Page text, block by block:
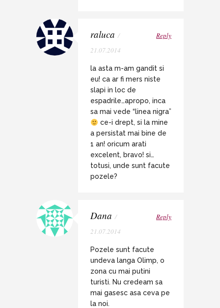
raluca /
21.07.2014
Reply
la asta m-am gandit si
eu! ca ar fi mers niste
slapi in loc de
espadrile…apropo, inca
sa mai vede “linea nigra”
ce-i drept, si la mine
a persistat mai bine de
1 an! oricum arati
excelent, bravo! si…
totusi, unde sunt facute
pozele?
Dana /
21.07.2014
Reply
Pozele sunt facute
undeva langa Olimp, o
zona cu mai putini
turisti. Nu credeam sa
mai gasesc asa ceva pe
la noi.